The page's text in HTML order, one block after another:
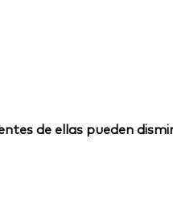
de ellas pueden